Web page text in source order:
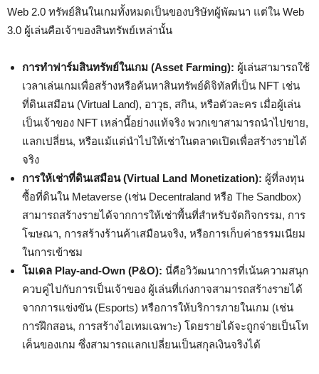
Web 2.0 ทรัพย์สินในเกมทั้งหมดเป็นของบริษัทผู้พัฒนา แต่ใน Web
3.0 ผู้เล่นคือเจ้าของสินทรัพย์เหล่านั้น
การทำฟาร์มสินทรัพย์ในเกม (Asset Farming): ผู้เล่นสามารถใช้
เวลาเล่นเกมเพื่อสร้างหรือค้นหาสินทรัพย์ดิจิทัลที่เป็น NFT เช่น
ที่ดินเสมือน (Virtual Land), อาวุธ, สกิน, หรือตัวละคร เมื่อผู้เล่น
เป็นเจ้าของ NFT เหล่านี้อย่างแท้จริง พวกเขาสามารถนำไปขาย,
แลกเปลี่ยน, หรือแม้แต่นำไปให้เช่าในตลาดเปิดเพื่อสร้างรายได้
จริง
การให้เช่าที่ดินเสมือน (Virtual Land Monetization): ผู้ที่ลงทุน
ซื้อที่ดินใน Metaverse (เช่น Decentraland หรือ The Sandbox)
สามารถสร้างรายได้จากการให้เช่าพื้นที่สำหรับจัดกิจกรรม, การ
โฆษณา, การสร้างร้านค้าเสมือนจริง, หรือการเก็บค่าธรรมเนียม
ในการเข้าชม
โมเดล Play-and-Own (P&O): นี่คือวิวัฒนาการที่เน้นความสนุก
ควบคู่ไปกับการเป็นเจ้าของ ผู้เล่นที่เก่งกาจสามารถสร้างรายได้
จากการแข่งขัน (Esports) หรือการให้บริการภายในเกม (เช่น
การฝึกสอน, การสร้างไอเทมเฉพาะ) โดยรายได้จะถูกจ่ายเป็นโท
เค็นของเกม ซึ่งสามารถแลกเปลี่ยนเป็นสกุลเงินจริงได้